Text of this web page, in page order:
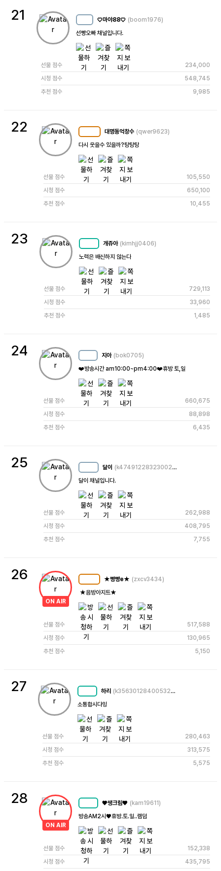
21 ♡마야88♡ (boom1976)
선빵오빠 채널입니다.
선물 점수
234,000
시청 점수
548,745
추천 점수
9,985
22 대명동억창수 (qwer9623)
다시 웃을수 있을까?탕탕탕
선물 점수
105,550
시청 점수
650,100
추천 점수
10,455
23 개쥬아 (kimhjj0406)
노력은 배신하지 않는다
선물 점수
729,113
시청 점수
33,960
추천 점수
1,485
24 지아 (bok0705)
❤️방송시간 am10:00~pm4:00❤️휴방 토,일
선물 점수
660,675
시청 점수
88,898
추천 점수
6,435
25 달이 (k4749122832300220524)
달이 채널입니다.
선물 점수
262,988
시청 점수
408,795
추천 점수
7,755
26
ON AIR
★빵빵e★ (zxcv3434)
★음방아지트★
선물 점수
517,588
시청 점수
130,965
추천 점수
5,150
27 하리 (k3563012840053230531)
소통합시댜잉
선물 점수
280,463
시청 점수
313,575
추천 점수
5,575
28
ON AIR
♥쌩크림♥ (kam19611)
방송AM2시♥️휴방.토.일..램덤
선물 점수
152,338
시청 점수
435,795